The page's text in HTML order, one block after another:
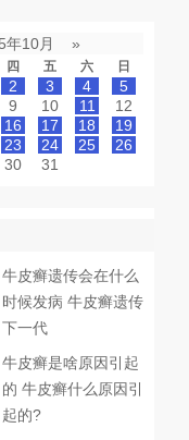
年10月 »
四 五 六 日
2 3 4
5
9 10 11
12
16 17 18
19
23 24 25
26
30 31
牛皮癣遗传会在什么
时候发病 牛皮癣遗传
下一代
牛皮癣是啥原因引起
的 牛皮癣什么原因引
起的?